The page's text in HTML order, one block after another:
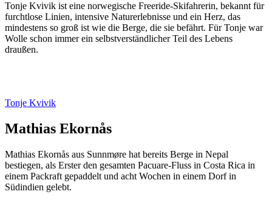
Tonje Kvivik ist eine norwegische Freeride-Skifahrerin, bekannt für
furchtlose Linien, intensive Naturerlebnisse und ein Herz, das
mindestens so groß ist wie die Berge, die sie befährt. Für Tonje war
Wolle schon immer ein selbstverständlicher Teil des Lebens
draußen.
Tonje Kvivik
Mathias Ekornås
Mathias Ekornås aus Sunnmøre hat bereits Berge in Nepal
bestiegen, als Erster den gesamten Pacuare-Fluss in Costa Rica in
einem Packraft gepaddelt und acht Wochen in einem Dorf in
Südindien gelebt.